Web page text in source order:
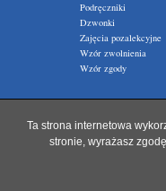
Podręczniki
Dzwonki
Zajęcia pozalekcyjne
Wzór zwolnienia
Wzór zgody
Ta strona internetowa
stronie, wyrażasz